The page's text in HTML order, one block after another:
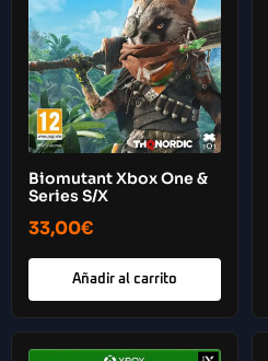
Biomutant Xbox One &
Series S/X
33,00€
Añadir al carrito